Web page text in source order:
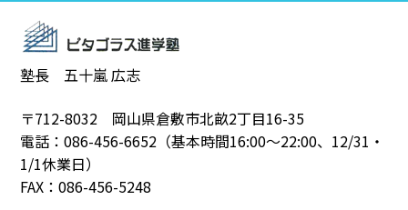
塾長 五十嵐 広志
〒712-8032 岡山県倉敷市北畝2丁目16-35
電話：086-456-6652（基本時間16:00～22:00、12/31・
1/1休業日）
FAX：086-456-5248